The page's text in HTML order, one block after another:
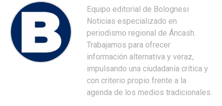
Equipo editorial de Bolognesi
Noticias especializado en
periodismo regional de Áncash.
Trabajamos para ofrecer
información alternativa y veraz,
impulsando una ciudadanía crítica y
con criterio propio frente a la
agenda de los medios tradicionales.